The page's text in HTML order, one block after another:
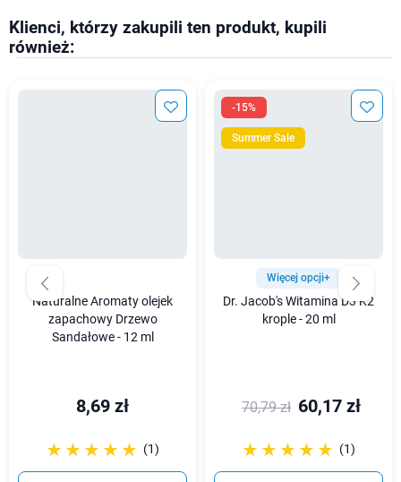
Klienci, którzy zakupili ten produkt, kupili
również:
Naturalne Aromaty olejek
zapachowy Drzewo
Sandałowe - 12 ml
8,69 zł
☆☆☆☆☆
★★★★★ (1)
-15%
Summer Sale
Więcej opcji+
Dr. Jacob's Witamina D3 K2
krople - 20 ml
70,79 zł 60,17 zł
☆☆☆☆☆
★★★★★ (1)